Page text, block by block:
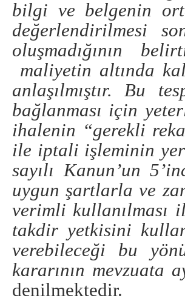
bilgi ve belgenin
değerlendirilmesi
oluşmadığının
maliyetin altında
anlaşılmıştır. Bu
bağlanması için
ihalenin “gerekli
ile iptali işleminin
sayılı Kanun’un
uygun şartlarla ve
verimli kullanılması
takdir yetkisini
verebileceği bu
kararının mevzuata
denilmektedir.